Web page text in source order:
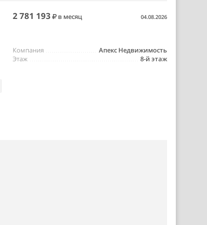
2 781 193 в месяц 04.08.2026
Апекс Недвижимость
Компания
8-й этаж
Этаж